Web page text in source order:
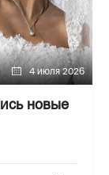
4 июля 2026
новые